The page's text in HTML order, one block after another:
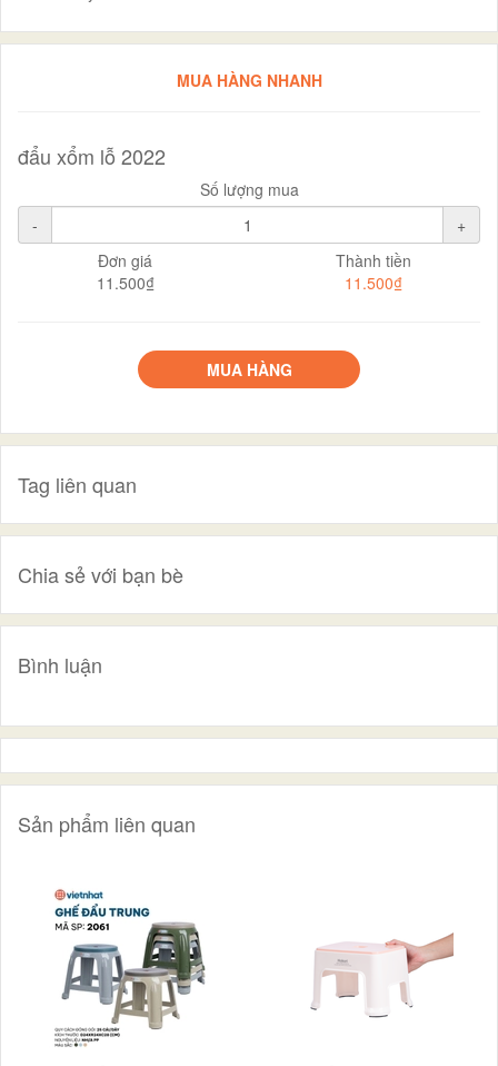
MUA HÀNG NHANH
đẩu xổm lỗ 2022
Số lượng mua
-
+
Đơn giá
11.500₫
Thành tiền
11.500₫
MUA HÀNG
Tag liên quan
Chia sẻ với bạn bè
Bình luận
Sản phẩm liên quan